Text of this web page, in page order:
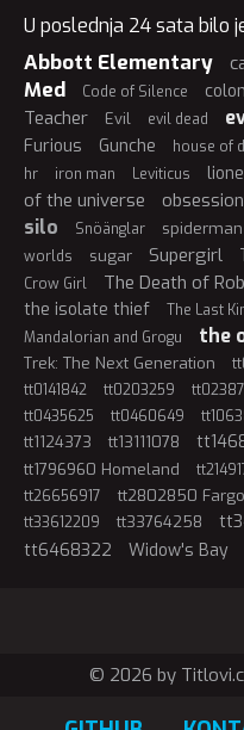
U poslednja 24 sata bilo
Abbott Elementary
Med
Code of Silence
Teacher
Evil evil dead
Furious Gunche house of
hr iron man Leviticus
of the universe
obsession
silo Snöänglar spiderman
worlds
sugar Supergirl
Crow Girl
The Death of
the isolate thief The Last
Mandalorian and Grogu
the
Trek: The Next Generation
tt0141842 tt0203259
tt0435625 tt0460649
tt1124373 tt13111078
tt1796960 Homeland
tt26656917 tt2802850 Fargo
tt33612209 tt33764258
tt6468322 Widow's Bay
© 2026 by